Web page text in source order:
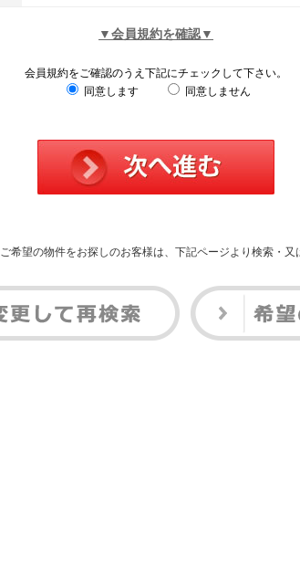
▼会員規約を確認▼
会員規約をご確認のうえ下記にチェックして下さい。
同意します
同意しません
ご希望の物件をお探しのお客様は、下記ページより検索・又